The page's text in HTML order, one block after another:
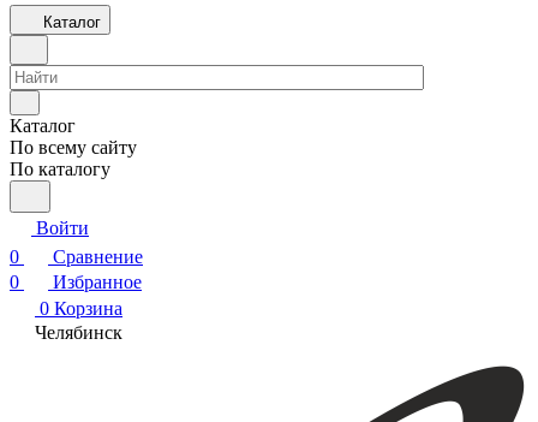
Каталог
Каталог
По всему сайту
По каталогу
Войти
0
Сравнение
0
Избранное
0 Корзина
Челябинск